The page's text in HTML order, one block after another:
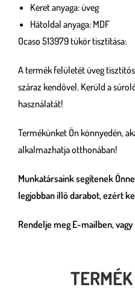
Keret anyaga: üveg
Hátoldal anyaga: MDF
Ocaso 513979 tükör tisztítása:
A termék felületét üveg
száraz kendővel. Kerüld a
használatát!
Termékünket Ön könnyedén,
alkalmazhatja otthonában!
Munkatársaink segítenek
legjobban illő darabot, ezért
Rendelje meg E-mailben,